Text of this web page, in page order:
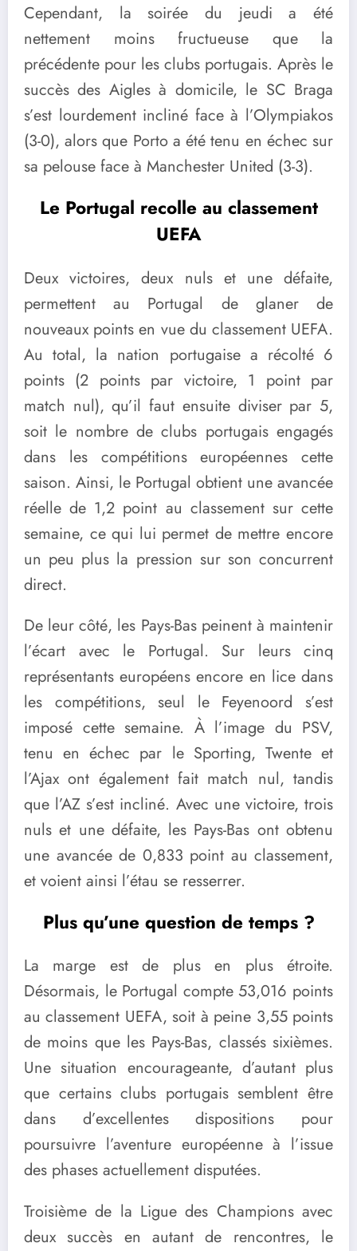
Cependant, la soirée du jeudi a été
nettement moins fructueuse que la
précédente pour les clubs portugais. Après le
succès des Aigles à domicile, le SC Braga
s’est lourdement incliné face à l’Olympiakos
(3-0), alors que Porto a été tenu en échec sur
sa pelouse face à Manchester United (3-3).
Le Portugal recolle au classement
UEFA
Deux victoires, deux nuls et une défaite,
permettent au Portugal de glaner de
nouveaux points en vue du classement UEFA.
Au total, la nation portugaise a récolté 6
points (2 points par victoire, 1 point par
match nul), qu’il faut ensuite diviser par 5,
soit le nombre de clubs portugais engagés
dans les compétitions européennes cette
saison. Ainsi, le Portugal obtient une avancée
réelle de 1,2 point au classement sur cette
semaine, ce qui lui permet de mettre encore
un peu plus la pression sur son concurrent
direct.
De leur côté, les Pays-Bas peinent à maintenir
l’écart avec le Portugal. Sur leurs cinq
représentants européens encore en lice dans
les compétitions, seul le Feyenoord s’est
imposé cette semaine. À l’image du PSV,
tenu en échec par le Sporting, Twente et
l’Ajax ont également fait match nul, tandis
que l’AZ s’est incliné. Avec une victoire, trois
nuls et une défaite, les Pays-Bas ont obtenu
une avancée de 0,833 point au classement,
et voient ainsi l’étau se resserrer.
Plus qu’une question de temps ?
La marge est de plus en plus étroite.
Désormais, le Portugal compte 53,016 points
au classement UEFA, soit à peine 3,55 points
de moins que les Pays-Bas, classés sixièmes.
Une situation encourageante, d’autant plus
que certains clubs portugais semblent être
dans d’excellentes dispositions pour
poursuivre l’aventure européenne à l’issue
des phases actuellement disputées.
Troisième de la Ligue des Champions avec
deux succès en autant de rencontres, le